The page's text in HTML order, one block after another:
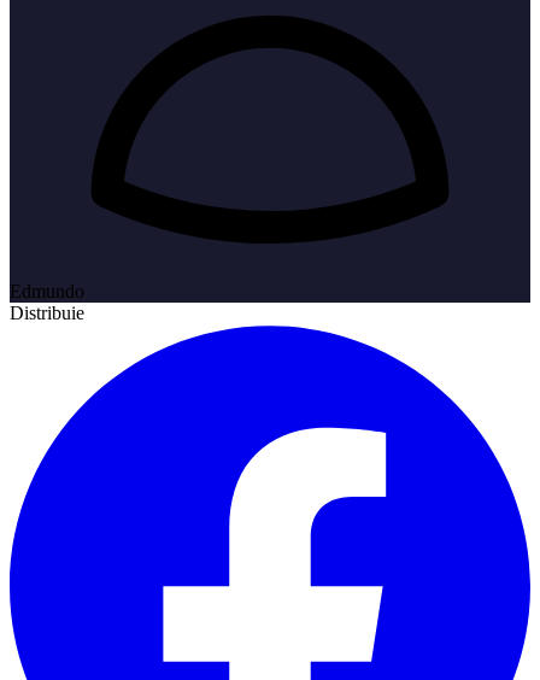
Edmundo
Distribuie